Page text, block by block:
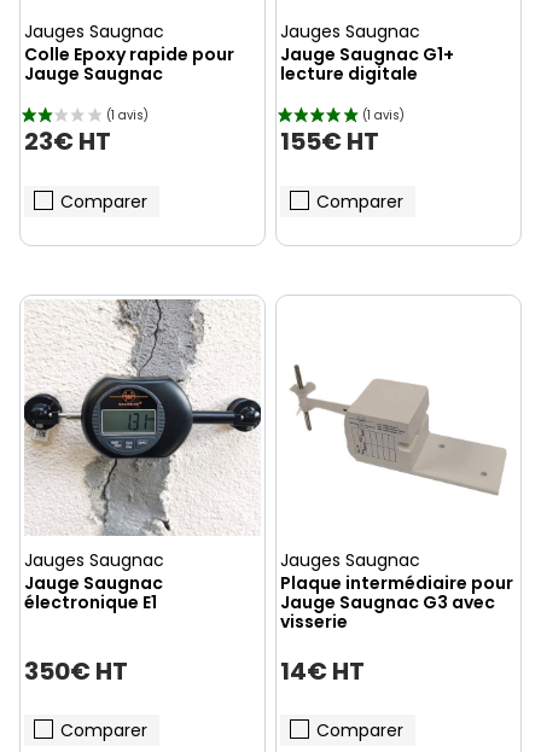
Jauges Saugnac
Colle Epoxy rapide pour
Jauge Saugnac
23€ HT
Comparer
Jauges Saugnac
Jauge Saugnac G1+
lecture digitale
155€ HT
Comparer
Jauges Saugnac
Jauge Saugnac
électronique E1
350€ HT
Comparer
Jauges Saugnac
Plaque intermédiaire pour
Jauge Saugnac G3 avec
visserie
14€ HT
Comparer